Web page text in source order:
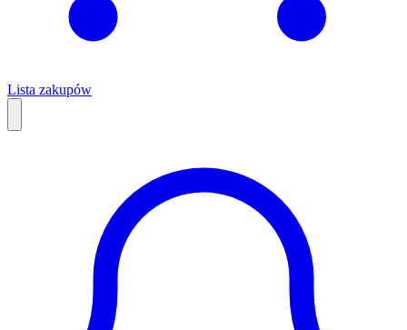
Lista zakupów